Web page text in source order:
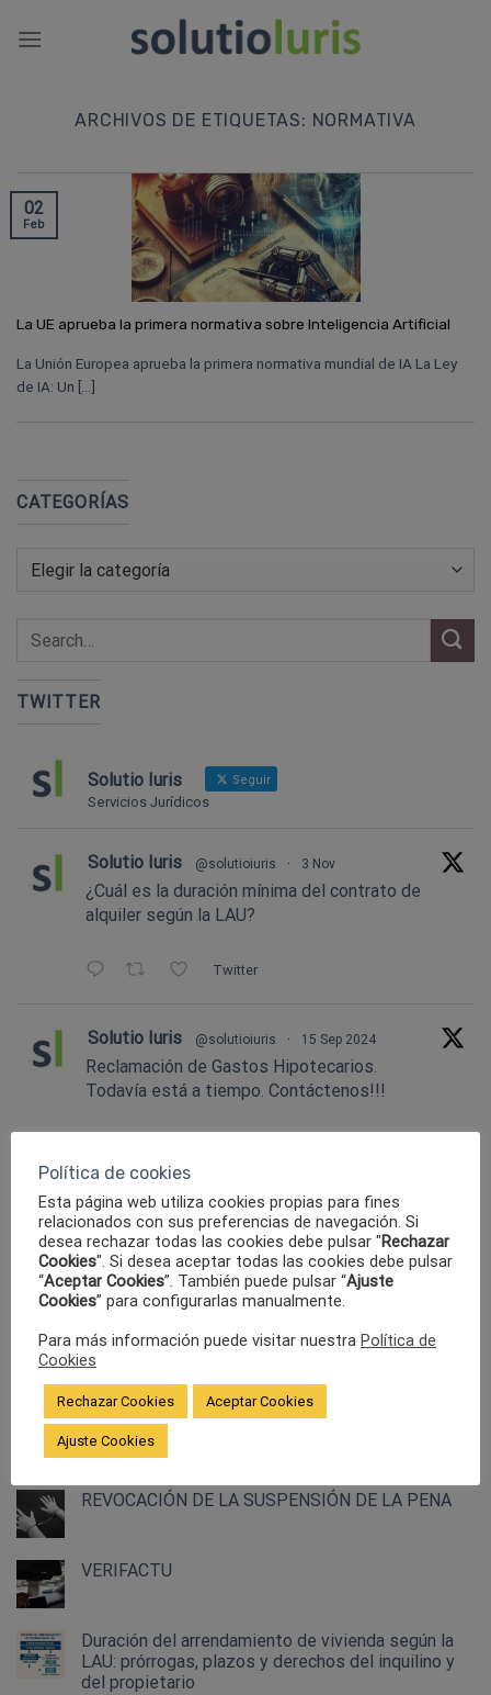
ARCHIVOS DE ETIQUETAS: NORMATIVA
La UE aprueba la primera normativa sobre Inteligencia Artificial
La Unión Europea aprueba la primera normativa mundial de IA La Ley
de IA: Un [...]
02
Feb
CATEGORÍAS
Categorías
TWITTER
Solutio Iuris Seguir
Servicios Jurídicos
Solutio Iuris @solutioiuris · 3 Nov
¿Cuál es la duración mínima del contrato de
alquiler según la LAU?
Twitter
Solutio Iuris @solutioiuris · 15 Sep 2024
Reclamación de Gastos Hipotecarios.
Todavía está a tiempo. Contáctenos!!!
Solutio Iuris @solutioiuris · 15 Sep 2024
SI USTED ES VÍCTIMA DE UN ACCIDENTE
DE TRÁFICO DEBE RECLAMAR LA
CORRESPONDIENTE INDEMNIZACIÓN
ÚLTIMOS POSTS
REVOCACIÓN DE LA SUSPENSIÓN DE LA PENA
VERIFACTU
Duración del arrendamiento de vivienda según la
LAU: prórrogas, plazos y derechos del inquilino y
del propietario
Política de cookies
Esta página web utiliza cookies propias para fines
relacionados con sus preferencias de navegación. Si
desea rechazar todas las cookies debe pulsar "Rechazar
Cookies". Si desea aceptar todas las cookies debe pulsar
“Aceptar Cookies”. También puede pulsar “Ajuste
Cookies” para configurarlas manualmente.
Para más información puede visitar nuestra Política de
Cookies
Rechazar Cookies Aceptar Cookies
Ajuste Cookies